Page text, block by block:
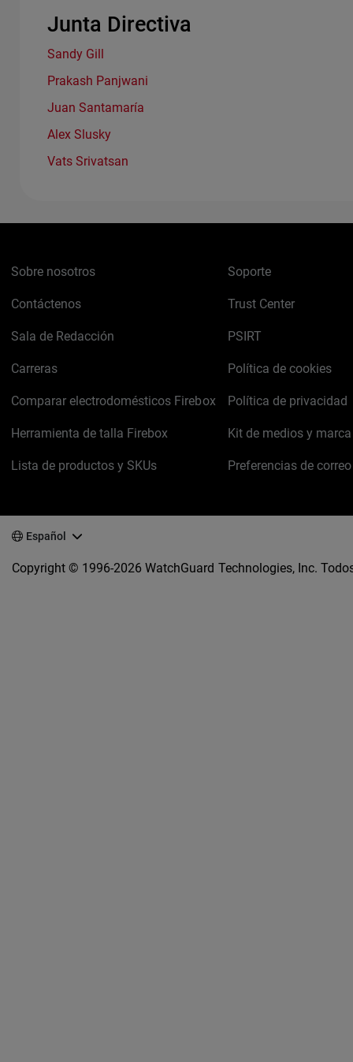
Junta Directiva
Sandy Gill
Prakash Panjwani
Juan Santamaría
Alex Slusky
Vats Srivatsan
Sobre nosotros
Contáctenos
Sala de Redacción
Carreras
Comparar electrodomésticos Firebox
Herramienta de talla Firebox
Lista de productos y SKUs
Soporte
Trust Center
PSIRT
Política de cookies
Política de privacidad
Kit de medios y marca
Preferencias de correo
Español
Copyright © 1996-2026 WatchGuard Technologies, Inc.